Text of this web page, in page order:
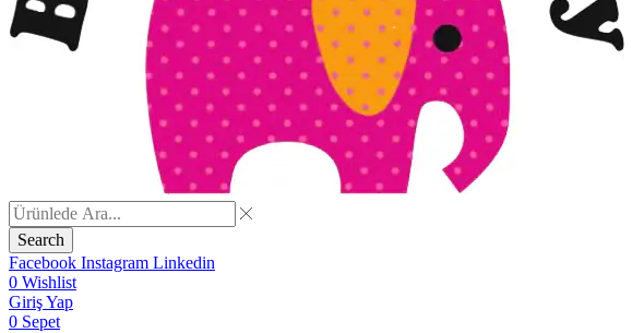
Search
Facebook Instagram Linkedin
0 Wishlist
Giriş Yap
0 Sepet